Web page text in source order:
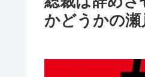
かどうかの瀬